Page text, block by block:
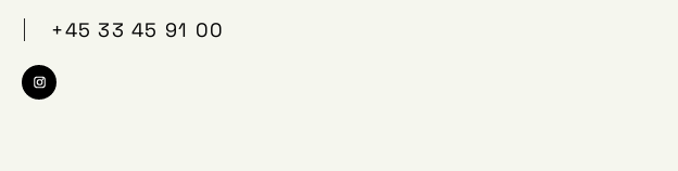
+45 33 45 91 00